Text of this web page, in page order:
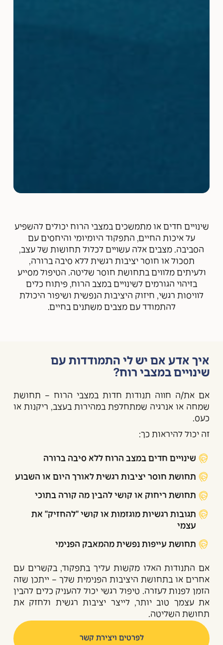
שינויים חדים או מתמשכים במצבי הרוח יכולים להשפיע
על איכות החיים, התפקוד היומיומי והיחסים עם
הסביבה. מצבים אלה עשויים לכלול תחושות של עצב,
תסכול או חוסר יציבות רגשית ללא סיבה ברורה,
ולעיתים מלווים בתחושת חוסר שליטה. הטיפול מסייע
בזיהוי הגורמים לשינויים במצב הרוח, פיתוח כלים
לוויסות רגשי, חיזוק היציבות הנפשית ושיפור היכולת
להתמודד עם מצבים משתנים בחיים.
איך אדע אם יש לי התמודדות עם
שינויים במצבי רוח?
אם את/ה חווה תנודות חדות במצבי הרוח – תחושת
שמחה או אנרגיה שמתחלפת במהירות בעצב, ריקנות או
כעס.
זה יכול להיראות כך:
שינויים חדים במצב הרוח ללא סיבה ברורה
תחושת חוסר יציבות רגשית לאורך היום או השבוע
תחושת ריחוק או קושי להבין מה קורה בתוכי
תגובות רגשיות מוגזמות או קושי "להחזיק" את
עצמי
תחושת עייפות נפשית מהמאבק הפנימי
אם התנודות האלו מקשות עליך בתפקוד, בקשרים עם
אחרים או בתחושת היציבות הפנימית שלך – ייתכן שזה
הזמן לפנות לעזרה. טיפול רגשי יכול להעניק כלים להבין
את עצמך טוב יותר, לייצר יציבות רגשית ולחזק את
תחושת השליטה.
לפרטים ויצירת קשר